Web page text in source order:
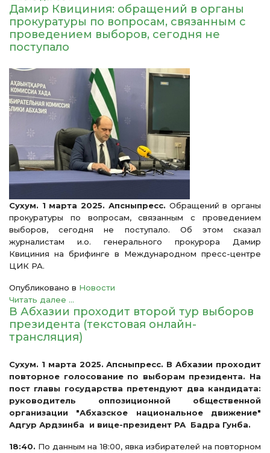
Дамир Квициния: обращений в органы
прокуратуры по вопросам, связанным с
проведением выборов, сегодня не
поступало
Сухум. 1 марта 2025. Апсныпресс. Обращений в органы
прокуратуры по вопросам, связанным с проведением
выборов, сегодня не поступало. Об этом сказал
журналистам и.о. генерального прокурора Дамир
Квициния на брифинге в Международном пресс-центре
ЦИК РА.
Опубликовано в Новости
Читать далее ...
В Абхазии проходит второй тур выборов
президента (текстовая онлайн-
трансляция)
Сухум. 1 марта 2025. Апсныпресс. В Абхазии проходит
повторное голосование по выборам президента. На
пост главы государства претендуют два кандидата:
руководитель оппозиционной общественной
организации "Абхазское национальное движение"
Адгур Ардзинба и вице-президент РА Бадра Гунба.
18:40. По данным на 18:00, явка избирателей на повторном